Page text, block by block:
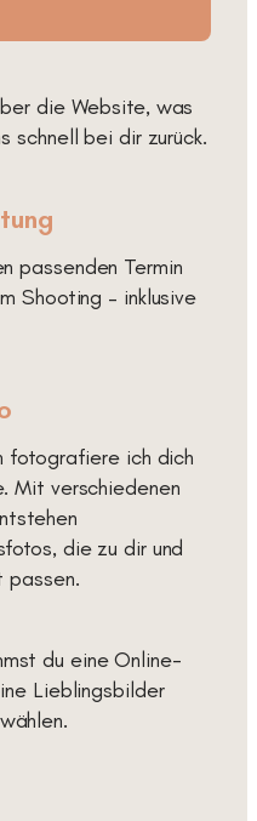
die Website, was
schnell bei dir zurück.
passenden Termin
Shooting – inklusive
fotografiere ich dich
Mit verschiedenen
die zu dir und
passen.
du eine Online-
Lieblingsbilder